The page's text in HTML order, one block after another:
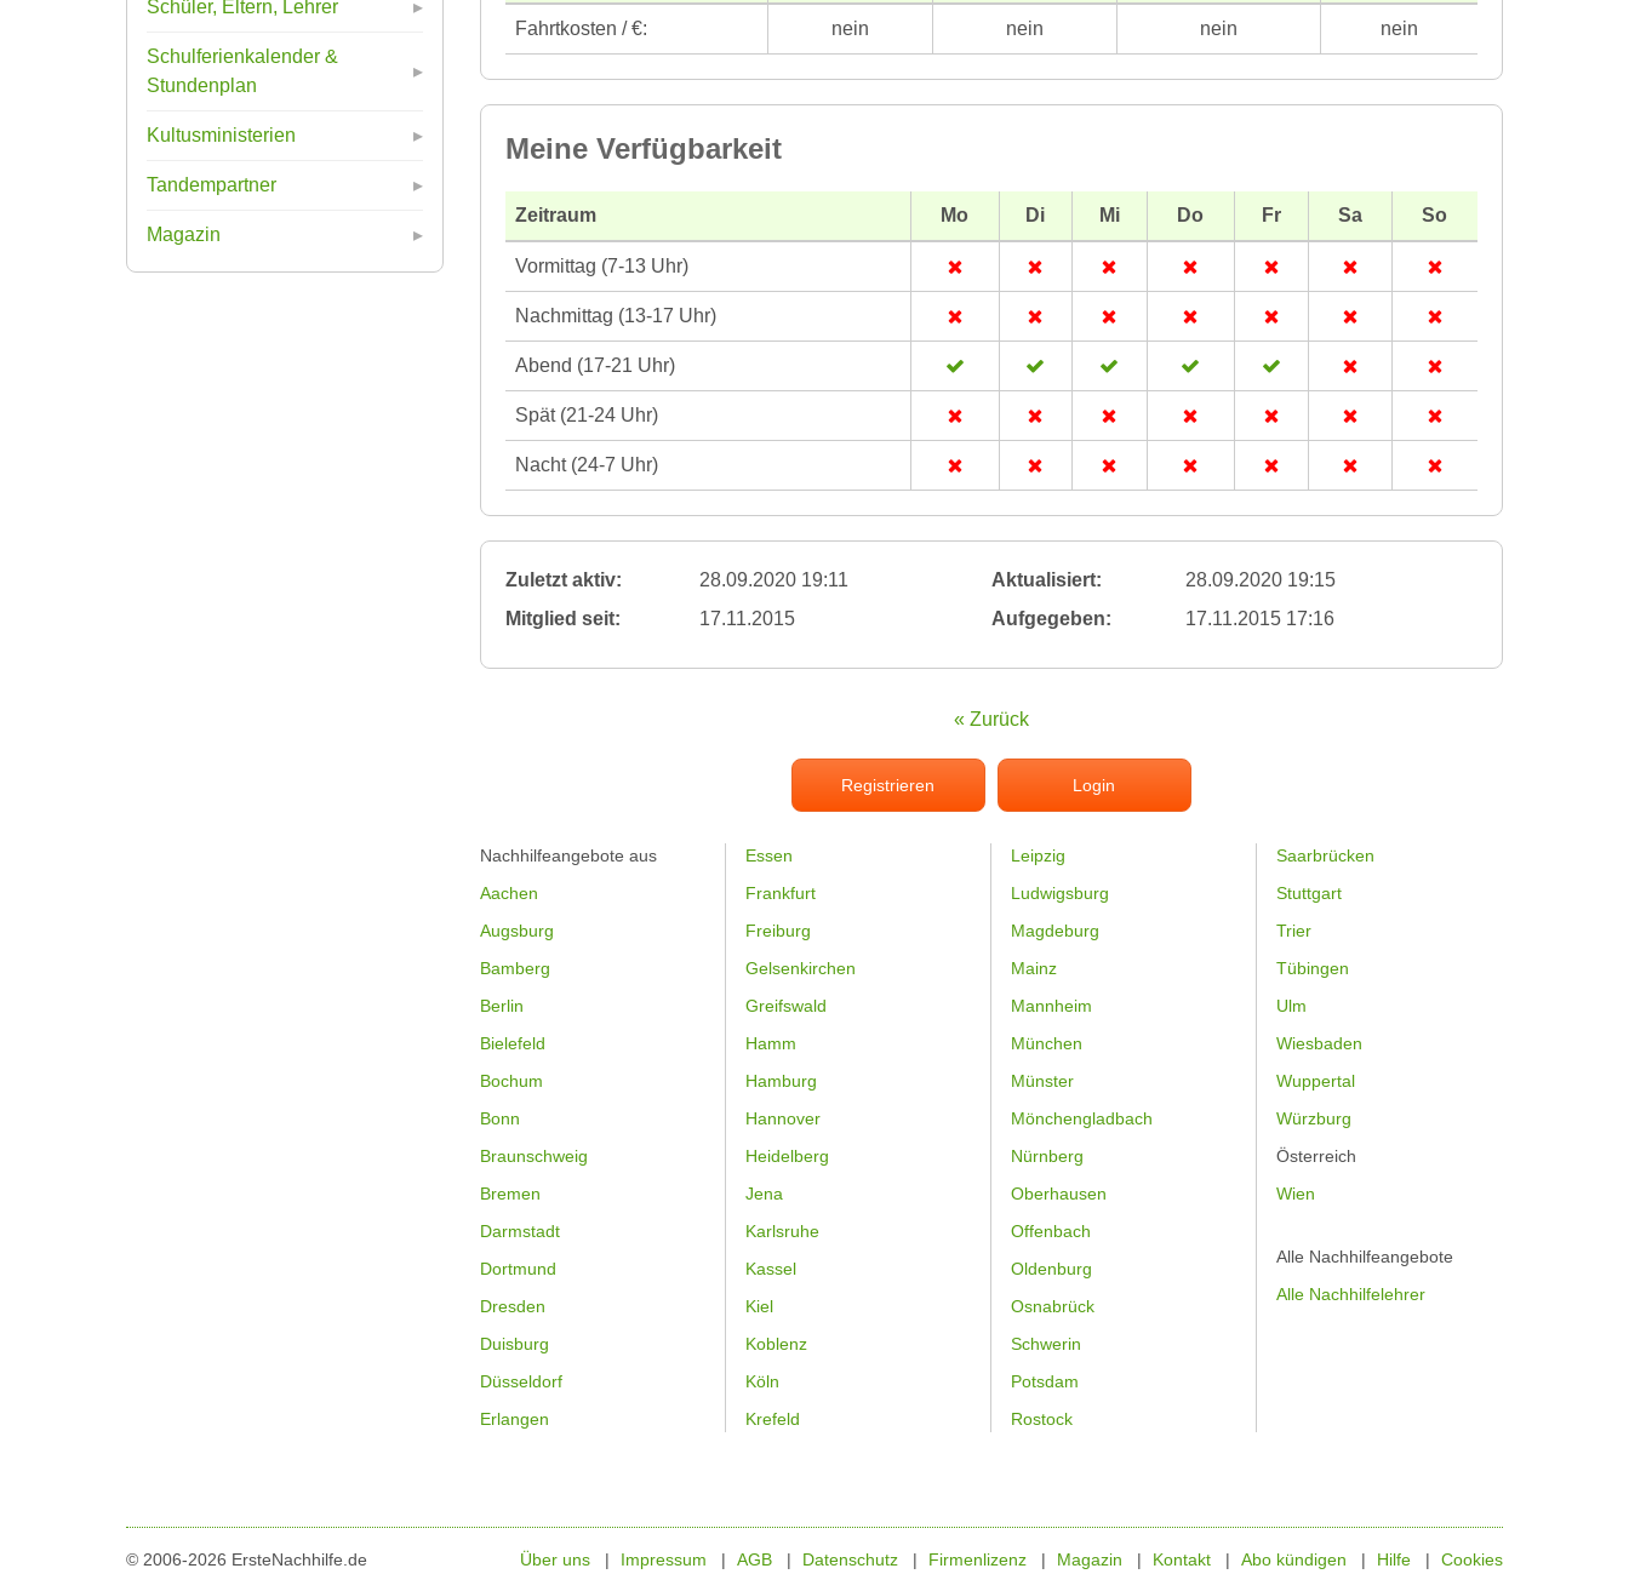
Schüler, Eltern, Lehrer
Schulferienkalender &
Stundenplan
Kultusministerien
Tandempartner
Magazin
Fahrtkosten / €: nein nein nein nein
Meine Verfügbarkeit
Zeitraum Mo Di Mi Do Fr Sa So
Vormittag (7-13 Uhr)
Nachmittag (13-17 Uhr)
Abend (17-21 Uhr)
Spät (21-24 Uhr)
Nacht (24-7 Uhr)
Zuletzt aktiv: 28.09.2020 19:11 Aktualisiert:
28.09.2020 19:15
Mitglied seit:
17.11.2015 Aufgegeben: 17.11.2015 17:16
« Zurück
Registrieren Login
Nachhilfeangebote aus
Aachen
Augsburg
Bamberg
Berlin
Bielefeld
Bochum
Bonn
Braunschweig
Bremen
Darmstadt
Dortmund
Dresden
Duisburg
Düsseldorf
Erlangen
Essen
Frankfurt
Freiburg
Gelsenkirchen
Greifswald
Hamm
Hamburg
Hannover
Heidelberg
Jena
Karlsruhe
Kassel
Kiel
Koblenz
Köln
Krefeld
Leipzig
Ludwigsburg
Magdeburg
Mainz
Mannheim
München
Münster
Mönchengladbach
Nürnberg
Oberhausen
Offenbach
Oldenburg
Osnabrück
Schwerin
Potsdam
Rostock
Saarbrücken
Stuttgart
Trier
Tübingen
Ulm
Wiesbaden
Wuppertal
Würzburg
Österreich
Wien
Alle Nachhilfeangebote
Alle Nachhilfelehrer
© 2006-2026 ErsteNachhilfe.de Über uns Impressum AGB Datenschutz Firmenlizenz Magazin Kontakt Abo kündigen Hilfe Cookies